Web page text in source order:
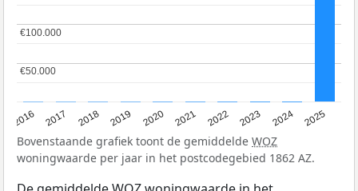
2016 2017 2018 2019 2020 2021 2022 2023 2024 2025
€50.000
€50.000
€100.000
€100.000
Bovenstaande grafiek toont de gemiddelde WOZ
woningwaarde per jaar in het postcodegebied 1862 AZ.